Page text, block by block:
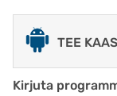
TEE
Kirjuta